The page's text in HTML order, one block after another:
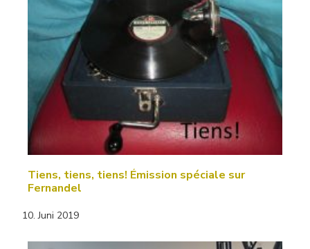
Tiens, tiens, tiens! Émission spéciale sur
Fernandel
10. Juni 2019